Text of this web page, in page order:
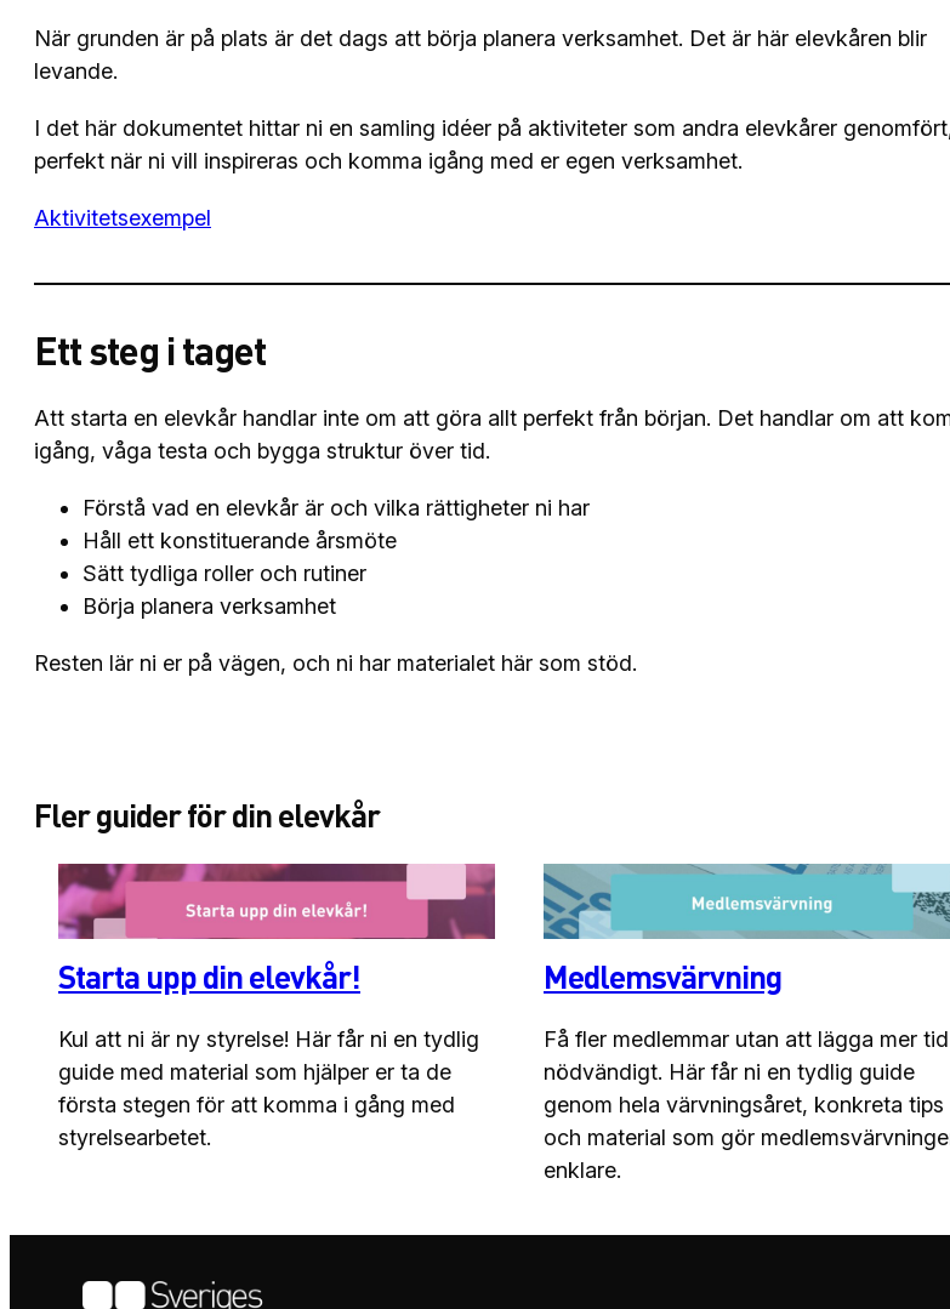
När grunden är på plats är det dags att börja planera verksamhet. Det är här elevkåren blir
levande.
I det här dokumentet hittar ni en samling idéer på aktiviteter som andra elevkårer
perfekt när ni vill inspireras och komma igång med er egen verksamhet.
Aktivitetsexempel
Ett steg i taget
Att starta en elevkår handlar inte om att göra allt perfekt från början. Det handlar om att
igång, våga testa och bygga struktur över tid.
Förstå vad en elevkår är och vilka rättigheter ni har
Håll ett konstituerande årsmöte
Sätt tydliga roller och rutiner
Börja planera verksamhet
Resten lär ni er på vägen, och ni har materialet här som stöd.
Fler guider för din elevkår
Starta upp din elevkår!
Kul att ni är ny styrelse! Här får ni en tydlig
guide med material som hjälper er ta de
första stegen för att komma i gång med
styrelsearbetet.
Medlemsvärvning
Få fler medlemmar utan att lägga mer
nödvändigt. Här får ni en tydlig guide
genom hela värvningsåret, konkreta tips
och material som gör
enklare.